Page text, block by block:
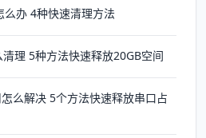
么办 4种快速清理方法
理 5种方法快速释放20GB空间
么解决 5个方法快速释放串口占